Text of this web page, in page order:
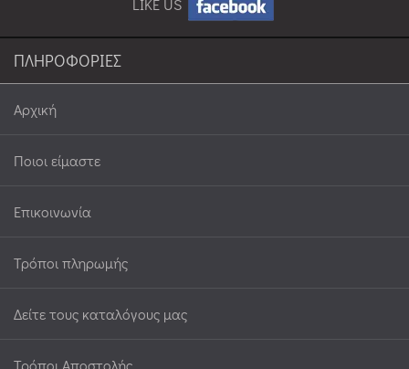
ΠΛΗΡΟΦΟΡΙΕΣ
Αρχική
Ποιοι είμαστε
Επικοινωνία
Τρόποι πληρωμής
Δείτε τους καταλόγους μας
Τρόποι Αποστολής